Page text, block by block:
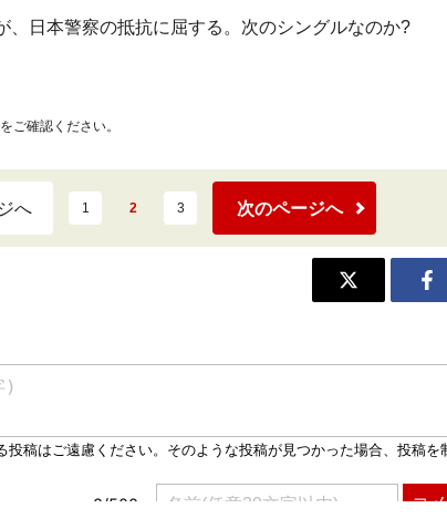
、日本警察の抵抗に屈する。次のシングルなのか?
ご確認ください。
へ 1 2 3 次のページへ